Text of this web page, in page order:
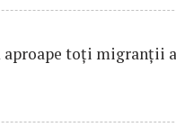
aproape toţi migranţii